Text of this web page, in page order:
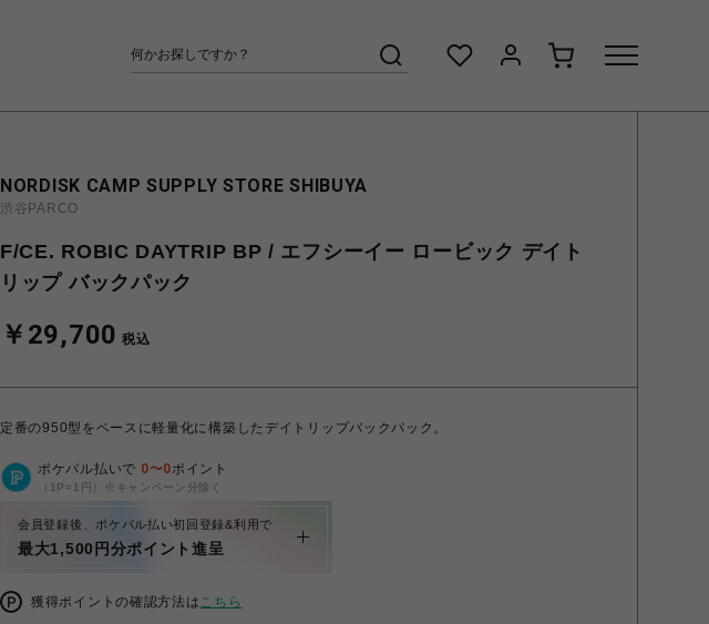
NORDISK CAMP SUPPLY STORE SHIBUYA
渋谷PARCO
F/CE. ROBIC DAYTRIP BP / エフシーイー ロービック デイト
リップ バックパック
￥29,700 税込
定番の950型をベースに軽量化に構築したデイトリップバックパック。
ポケパル払いで 0〜0ポイント
（1P=1円）※キャンペーン分除く
会員登録後、ポケパル払い初回登録&利用で
最大1,500円分ポイント進呈
獲得ポイントの確認方法はこちら